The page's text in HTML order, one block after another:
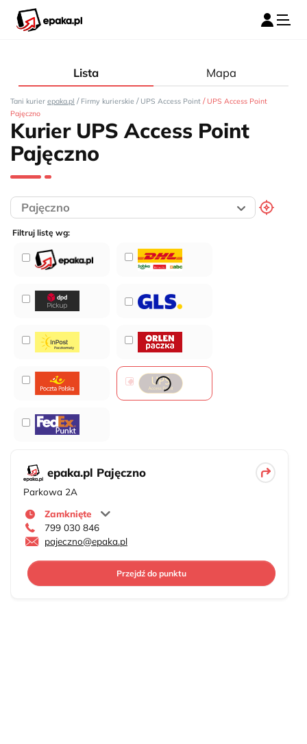
Lista Mapa
Tani kurier epaka.pl / Firmy kurierskie / UPS Access Point / UPS Access Point
Pajęczno
Kurier UPS Access Point
Pajęczno
Filtruj listę wg:
epaka.pl Pajęczno
Parkowa 2A
Zamknięte
799 030 846
pajeczno@epaka.pl
Przejdź do punktu